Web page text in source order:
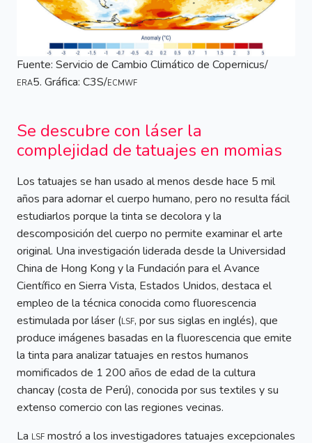
Fuente: Servicio de Cambio Climático de Copernicus/
era5. Gráfica: C3S/ecmwf
Se descubre con láser la
complejidad de tatuajes en momias
Los tatuajes se han usado al menos desde hace 5 mil
años para adornar el cuerpo humano, pero no resulta fácil
estudiarlos porque la tinta se decolora y la
descomposición del cuerpo no permite examinar el arte
original. Una investigación liderada desde la Universidad
China de Hong Kong y la Fundación para el Avance
Científico en Sierra Vista, Estados Unidos, destaca el
empleo de la técnica conocida como fluorescencia
estimulada por láser (lsf, por sus siglas en inglés), que
produce imágenes basadas en la fluorescencia que emite
la tinta para analizar tatuajes en restos humanos
momificados de 1 200 años de edad de la cultura
chancay (costa de Perú), conocida por sus textiles y su
extenso comercio con las regiones vecinas.
La lsfmostró a los investigadores tatuajes excepcionales